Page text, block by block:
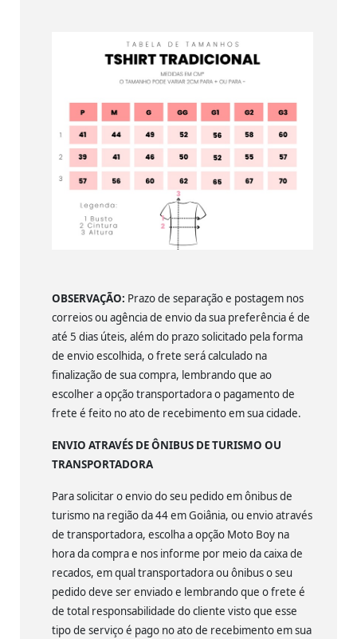
OBSERVAÇÃO: Prazo de separação e postagem nos
correios ou agência de envio da sua preferência é de
até 5 dias úteis, além do prazo solicitado pela forma
de envio escolhida, o frete será calculado na
finalização de sua compra, lembrando que ao
escolher a opção transportadora o pagamento de
frete é feito no ato de recebimento em sua cidade.
ENVIO ATRAVÉS DE ÔNIBUS DE TURISMO OU
TRANSPORTADORA
Para solicitar o envio do seu pedido em ônibus de
turismo na região da 44 em Goiânia, ou envio através
de transportadora, escolha a opção Moto Boy na
hora da compra e nos informe por meio da caixa de
recados, em qual transportadora ou ônibus o seu
pedido deve ser enviado e lembrando que o frete é
de total responsabilidade do cliente visto que esse
tipo de serviço é pago no ato de recebimento em sua